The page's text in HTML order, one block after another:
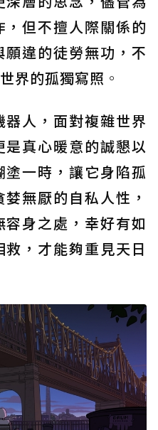
但不擅人際關係的
違的徒勞無功，不
界的孤獨寫照 。
人，面對複雜世界
真心暖意的誠懇以
一時，讓它身陷孤
無厭的自私人性，
身之處，幸好有如
，才能夠重見天日